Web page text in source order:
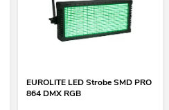
EUROLITE LED Strobe SMD PRO
864 DMX RGB